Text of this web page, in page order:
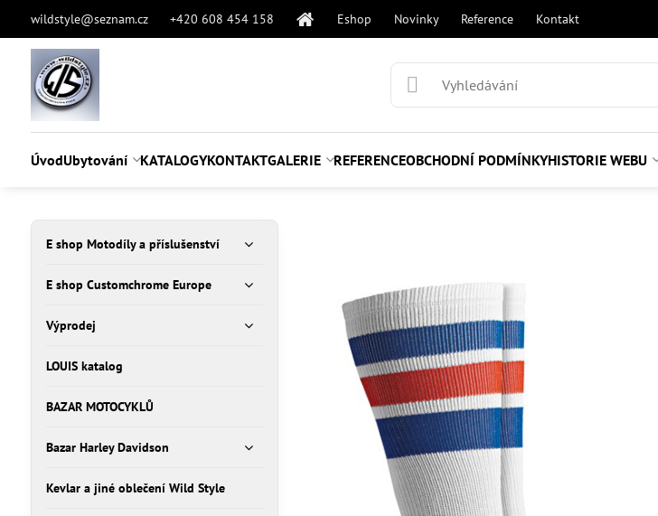
wildstyle@seznam.cz +420 608 454 158 Eshop Novinky Reference Kontakt
ÚvodUbytování KATALOGYKONTAKTGALERIE REFERENCEOBCHODNÍ PODMÍNKYHISTORIE WEBU
E shop Motodíly a příslušenství
E shop Customchrome Europe
Výprodej
LOUIS katalog
BAZAR MOTOCYKLŮ
Bazar Harley Davidson
Kevlar a jiné oblečení Wild Style